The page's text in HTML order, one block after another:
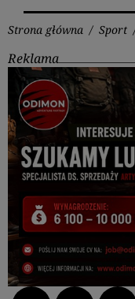
Strona główna / Sport
Reklama